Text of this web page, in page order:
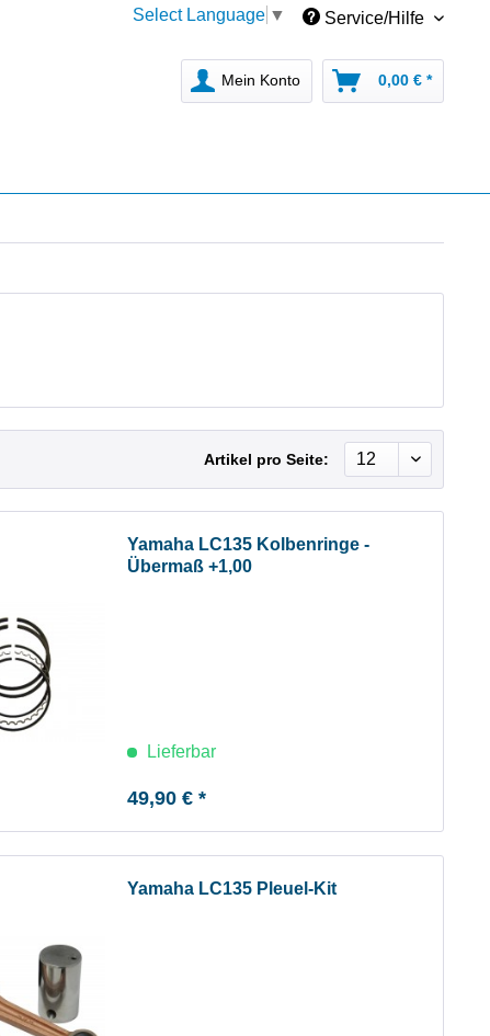
Select Language ▼ Service/Hilfe
Mein Konto 0,00 € *
Artikel pro Seite:
Yamaha LC135 Kolbenringe -
Übermaß +1,00
Lieferbar
49,90 € *
Yamaha LC135 Pleuel-Kit